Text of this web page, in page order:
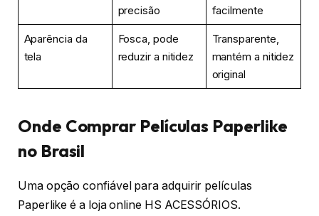
precisão
facilmente
Aparência da
tela
Fosca, pode
reduzir a nitidez
Transparente,
mantém a nitidez
original
Onde Comprar Películas Paperlike
no Brasil
Uma opção confiável para adquirir películas
Paperlike é a loja online HS ACESSÓRIOS.